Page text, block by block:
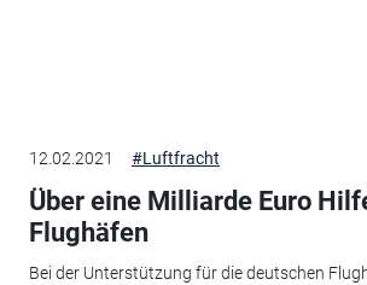
12.02.2021 #Luftfracht
Über eine Milliarde Euro
Flughäfen
Bei der Unterstützung für die deutschen